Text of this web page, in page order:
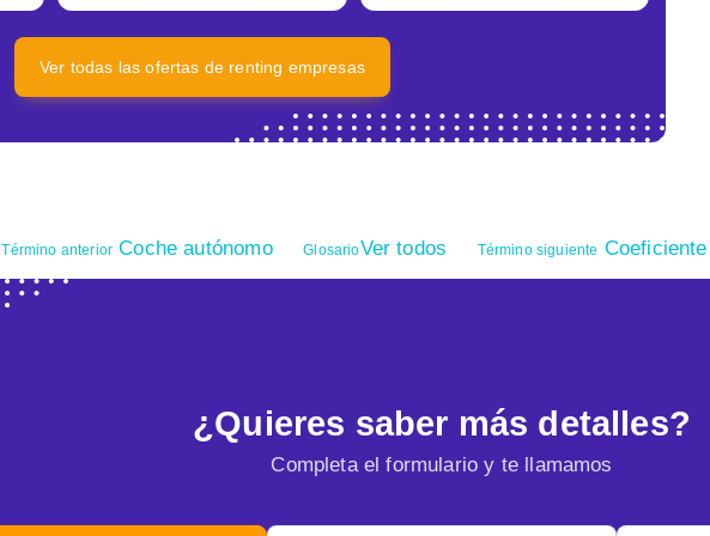
Ver todas las ofertas de renting empresas
Término anterior Coche autónomo GlosarioVer todos Término siguiente
¿Quieres saber más detalles?
Completa el formulario y te llamamos